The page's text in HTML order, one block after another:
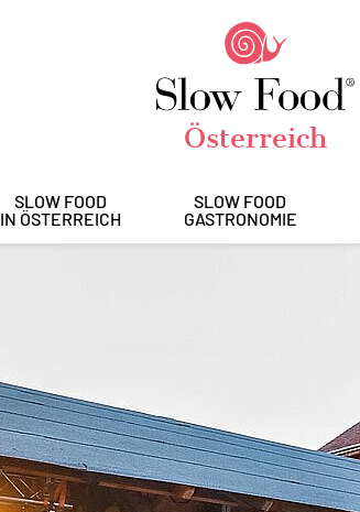
Österreich
SLOW FOOD
IN ÖSTERREICH
SLOW FOOD
GASTRONOMIE